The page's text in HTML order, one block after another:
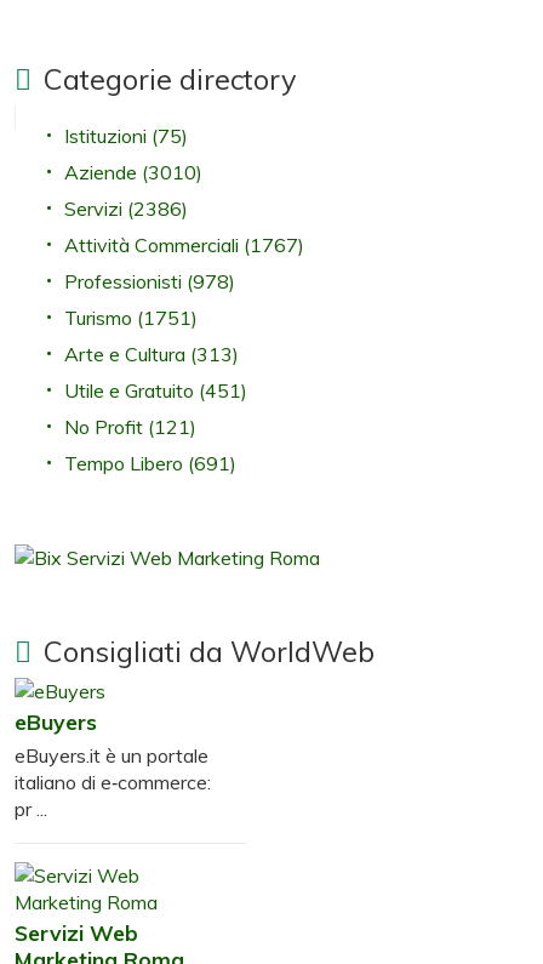
Categorie directory
Istituzioni (75)
Aziende (3010)
Servizi (2386)
Attività Commerciali (1767)
Professionisti (978)
Turismo (1751)
Arte e Cultura (313)
Utile e Gratuito (451)
No Profit (121)
Tempo Libero (691)
Consigliati da WorldWeb
eBuyers
eBuyers.it è un portale
italiano di e‑commerce:
pr ...
Servizi Web